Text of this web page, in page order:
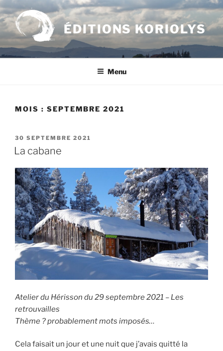
Aller
au
contenu
principal
ÉDITIONS KORIOLYS
Menu
MOIS : SEPTEMBRE 2021
PUBLIÉ
LE
30 SEPTEMBRE 2021
La cabane
Atelier du Hérisson du 29 septembre 2021 – Les
retrouvailles
Thème ? probablement mots imposés…
Cela faisait un jour et une nuit que j’avais quitté la